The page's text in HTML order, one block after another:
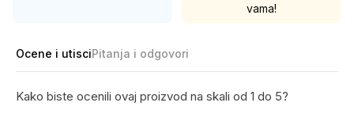
vama!
Ocene i utisciPitanja i odgovori
Kako biste ocenili ovaj proizvod na skali od 1 do 5?